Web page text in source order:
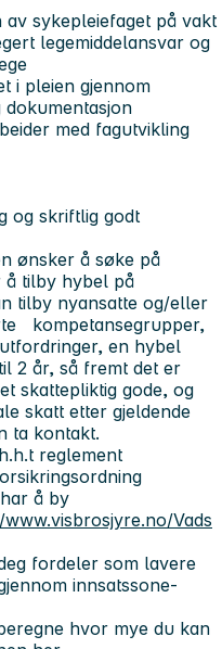
sykepleiefaget på vakt
legemiddelansvar og
i pleien gjennom
med fagutvikling
og skriftlig godt
ønsker å søke på
å tilby hybel på
tilby nyansatte og/eller
kompetansegrupper,
en hybel
2 år, så fremt det er
skattepliktig gode, og
skatt etter gjeldende
ta kontakt.
reglement
å by
Vads
fordeler som lavere
innsatssone-
hvor mye du kan